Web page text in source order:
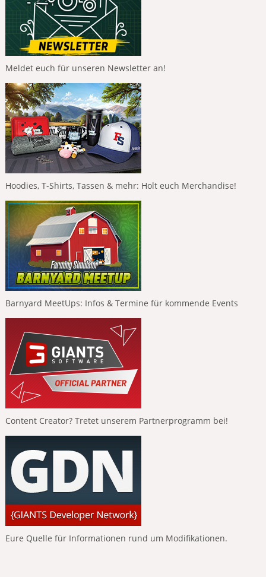
Meldet euch für unseren Newsletter an!
Hoodies, T-Shirts, Tassen & mehr: Holt euch Merchandise!
Barnyard MeetUps: Infos & Termine für kommende Events
Content Creator? Tretet unserem Partnerprogramm bei!
Eure Quelle für Informationen rund um Modifikationen.